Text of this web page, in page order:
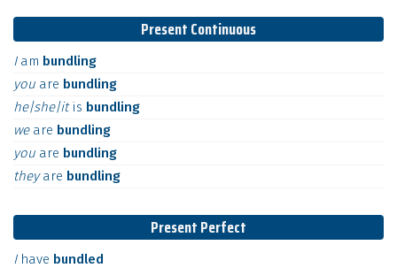
Present Continuous
I am bundling
you are bundling
he|she|itis bundling
we are bundling
you are bundling
theyare bundling
Present Perfect
I have bundled